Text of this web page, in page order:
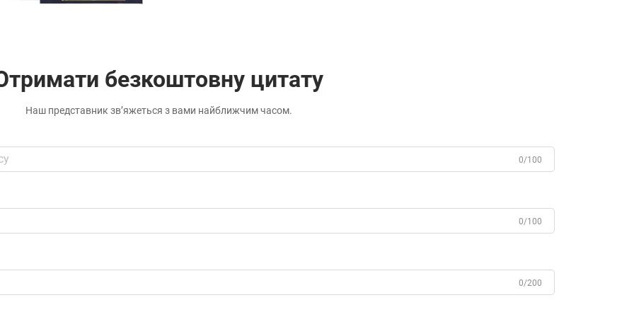
безкоштовну цитату
Наш представник зв’яжеться з вами найближчим часом.
0/100
0/100
0/200